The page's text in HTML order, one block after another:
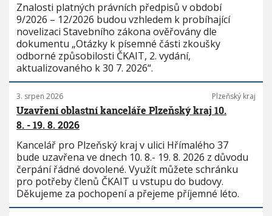
Znalosti platných právních předpisů v období
9/2026 – 12/2026 budou vzhledem k probíhající
novelizaci Stavebního zákona ověřovány dle
dokumentu „Otázky k písemné části zkoušky
odborné způsobilosti ČKAIT, 2. vydání,
aktualizovaného k 30 7. 2026“.
3. srpen 2026 Plzeňský kraj
Uzavření oblastní kanceláře Plzeňský kraj 10.
8. - 19. 8. 2026
Kancelář pro Plzeňský kraj v ulici Hřímalého 37
bude uzavřena ve dnech 10. 8.- 19. 8. 2026 z důvodu
čerpání řádné dovolené. Využít můžete schránku
pro potřeby členů ČKAIT u vstupu do budovy.
Děkujeme za pochopení a přejeme příjemné léto.